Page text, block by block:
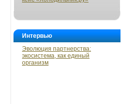
Интервью
Эволюция партнерства:
экосистема, как единый
организм